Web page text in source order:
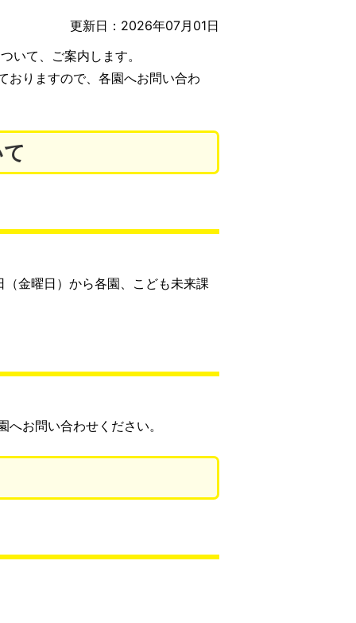
更新日：2026年07月01日
いて、ご案内します。
おりますので、各園へお問い合わ
金曜日）から各園、こども未来課
お問い合わせください。